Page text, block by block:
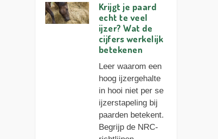
Krijgt je paard
echt te veel
ijzer? Wat de
cijfers werkelijk
betekenen
Leer waarom een
hoog ijzergehalte
in hooi niet per se
ijzerstapeling bij
paarden betekent.
Begrijp de NRC-